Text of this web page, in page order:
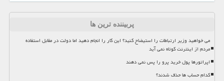
پربیننده ترین ها
می خواهید وزیر ارتباطات را استیضاح کنید؟ این کار را انجام دهید اما دولت در مقابل استفاده
مردم از اینترنت کوتاه نمی آید
اپراتورها پول خرید پرو را پس نمی دهند
کدام حساب ها حذف شدند؟